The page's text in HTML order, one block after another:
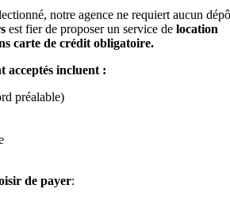
notre agence ne requiert aucun
est fier de proposer un service de location
carte de crédit obligatoire.
acceptés incluent :
préalable)
de payer: